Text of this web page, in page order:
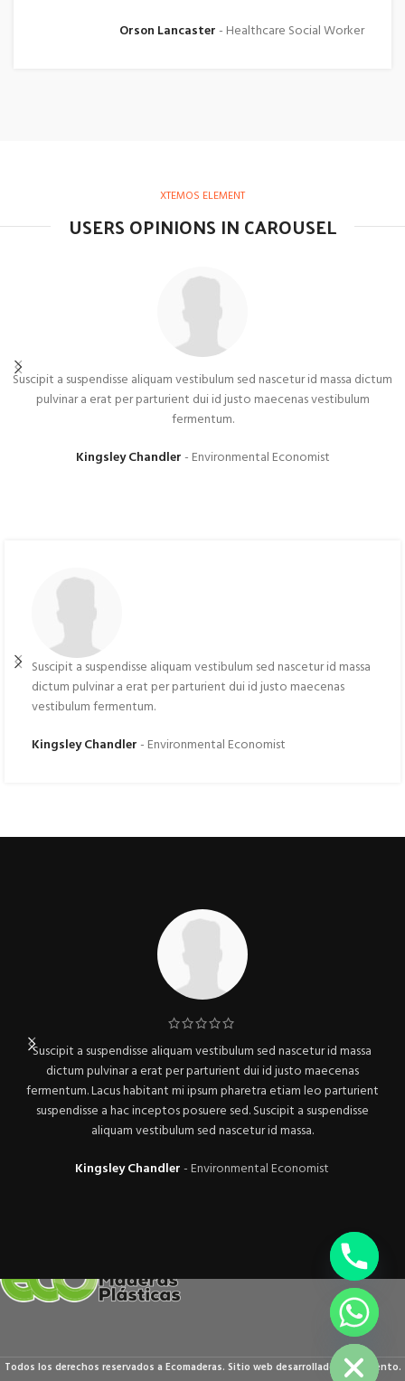
Orson Lancaster Healthcare Social Worker
XTEMOS ELEMENT
USERS OPINIONS IN CAROUSEL
Suscipit a suspendisse aliquam vestibulum sed nascetur id massa dictum
pulvinar a erat per parturient dui id justo maecenas vestibulum
fermentum.
Kingsley Chandler Environmental Economist
Suscipit a suspendisse aliquam vestibulum sed nascetur id massa
dictum pulvinar a erat per parturient dui id justo maecenas
vestibulum fermentum.
Kingsley Chandler Environmental Economist
Suscipit a suspendisse aliquam vestibulum sed nascetur id massa
dictum pulvinar a erat per parturient dui id justo maecenas
fermentum. Lacus habitant mi ipsum pharetra etiam leo parturient
suspendisse a hac inceptos posuere sed. Suscipit a suspendisse
aliquam vestibulum sed nascetur id massa.
Kingsley Chandler Environmental Economist
Todos los derechos reservados a Ecomaderas. Sitio web desarrollado por Accento.
Hide
chaty